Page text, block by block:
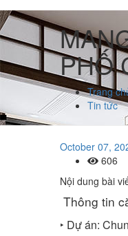
PHỐ
Trang
Tin tức
October 07,
606
Nội dung bài
Thông tin
‣ Dự án: